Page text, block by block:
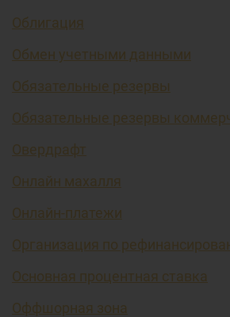
Облигация
Обмен учетными данными
Обязательные резервы
Обязательные резервы
Овердрафт
Онлайн махалля
Онлайн-платежи
Организация по
Основная процентная ставка
Оффшорная зона